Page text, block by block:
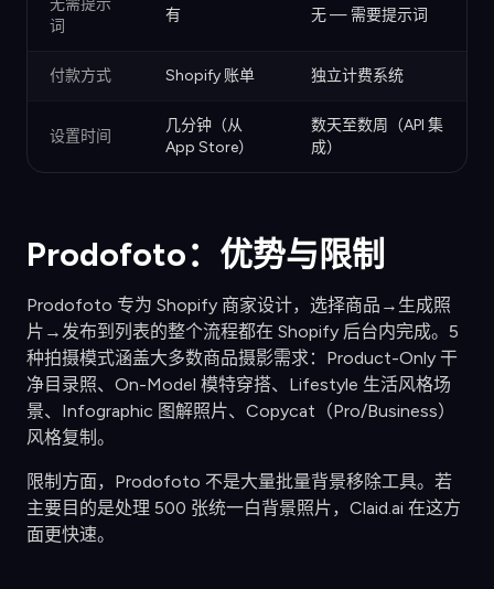
词
有 无 — 需要提示词
付款方式 Shopify 账单 独立计费系统
设置时间
几分钟（从
App Store）
数天至数周（API 集
成）
Prodofoto：优势与限制
Prodofoto 专为 Shopify 商家设计，选择商品→生成照
片→发布到列表的整个流程都在 Shopify 后台内完成。5
种拍摄模式涵盖大多数商品摄影需求：Product-Only 干
净目录照、On-Model 模特穿搭、Lifestyle 生活风格场
景、Infographic 图解照片、Copycat（Pro/Business）
风格复制。
限制方面，Prodofoto 不是大量批量背景移除工具。若
主要目的是处理 500 张统一白背景照片，Claid.ai 在这方
面更快速。